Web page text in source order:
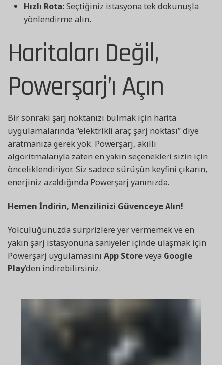
Hızlı Rota:Seçtiğiniz istasyona tek dokunuşla
yönlendirme alın.
Haritaları Değil,
Powerşarj’ı Açın
Bir sonraki şarj noktanızı bulmak için harita
uygulamalarında “elektrikli araç şarj noktası” diye
aratmanıza gerek yok. Powerşarj, akıllı
algoritmalarıyla zaten en yakın seçenekleri sizin için
önceliklendiriyor. Siz sadece sürüşün keyfini çıkarın,
enerjiniz azaldığında Powerşarj yanınızda.
Hemen İndirin, Menzilinizi Güvenceye Alın!
Yolculuğunuzda sürprizlere yer vermemek ve en
yakın şarj istasyonuna saniyeler içinde ulaşmak için
Powerşarj uygulamasını App Storeveya Google
Play’den indirebilirsiniz.